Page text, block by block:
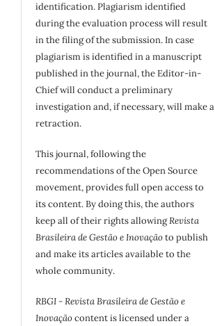
identification. Plagiarism identified
during the evaluation process will result
in the filing of the submission. In case
plagiarism is identified in a manuscript
published in the journal, the Editor-in-
Chief will conduct a preliminary
investigation and, if necessary, will make a
retraction.
This journal, following the
recommendations of the Open Source
movement, provides full open access to
its content. By doing this, the authors
keep all of their rights allowingRevista
Brasileira de Gestão e Inovaçãoto publish
and make its articles available to the
whole community.
RBGI - Revista Brasileira de Gestão e
Inovaçãocontent is licensed under a